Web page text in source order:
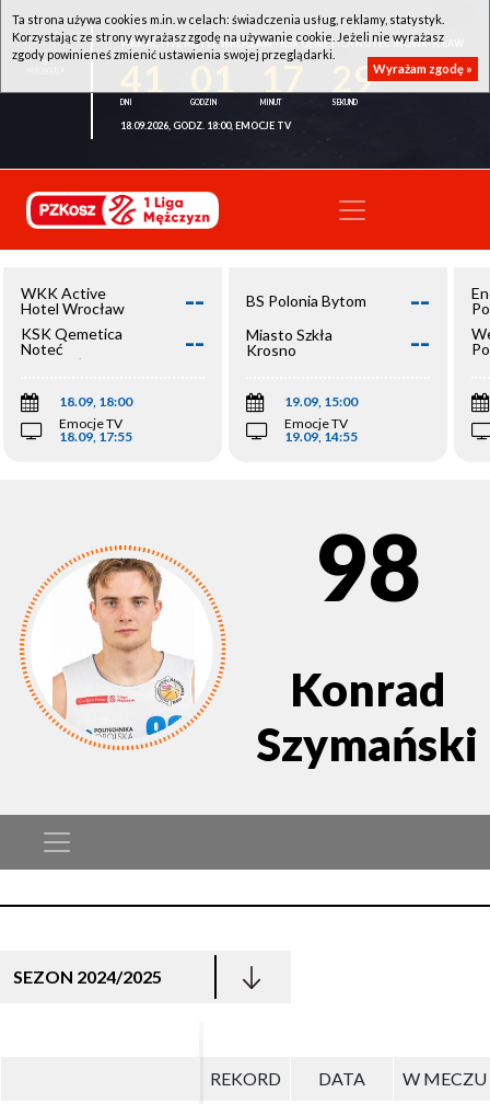
WKK ACTIVE HOTEL WROCŁAW - KSK QEMETICA NOTEĆ INOWROCŁAW
29
18.09.2026, GODZ. 18:00, EMOCJE TV
WKK Active
Hotel Wrocław
--
KSK Qemetica
Noteć
Inowrocław
--
18.09, 18:00
Emocje TV
18.09, 17:55
BS Polonia Bytom --
Miasto Szkła
Krosno
--
19.09, 15:00
Emocje TV
19.09, 14:55
98
Konrad
Szymański
SEZON 2024/2025
REKORD DATA W MECZU
REKORD DATA W MECZU
Ta strona używa cookies m.in. w celach: świadczenia usług, reklamy, statystyk.
Korzystając ze strony wyrażasz zgodę na używanie cookie. Jeżeli nie wyrażasz
zgody powinieneś zmienić ustawienia swojej przeglądarki.
Wyrażam zgodę »